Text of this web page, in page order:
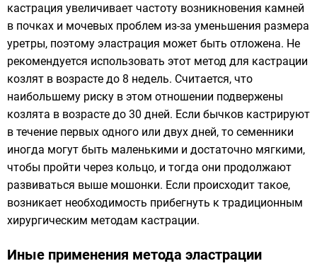
кастрация увеличивает частоту возникновения камней
в почках и мочевых проблем из-за уменьшения размера
уретры, поэтому эластрация может быть отложена. Не
рекомендуется использовать этот метод для кастрации
козлят в возрасте до 8 недель. Считается, что
наибольшему риску в этом отношении подвержены
козлята в возрасте до 30 дней. Если бычков кастрируют
в течение первых одного или двух дней, то семенники
иногда могут быть маленькими и достаточно мягкими,
чтобы пройти через кольцо, и тогда они продолжают
развиваться выше мошонки. Если происходит такое,
возникает необходимость прибегнуть к традиционным
хирургическим методам кастрации.
Иные применения метода эластрации